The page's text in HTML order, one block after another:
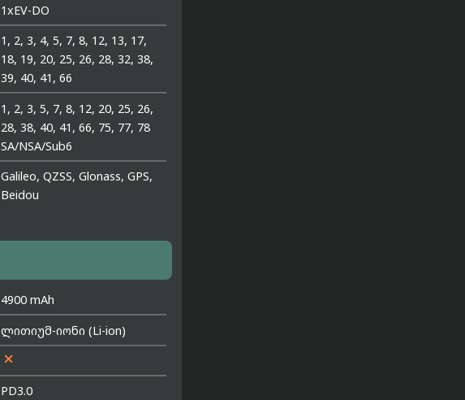
1xEV-DO
1, 2, 3, 4, 5, 7, 8, 12, 13, 17,
18, 19, 20, 25, 26, 28, 32, 38,
39, 40, 41, 66
1, 2, 3, 5, 7, 8, 12, 20, 25, 26,
28, 38, 40, 41, 66, 75, 77, 78
SA/NSA/Sub6
Galileo, QZSS, Glonass, GPS,
Beidou
4900 mAh
ლითიუმ-იონი (Li-ion)

PD3.0